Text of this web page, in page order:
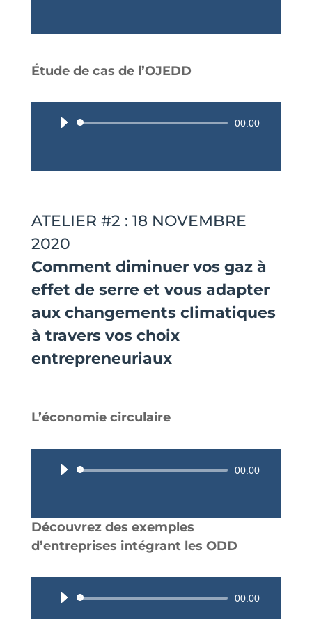
Étude de cas de l’OJEDD
Lecteur
00:00
ATELIER #2 : 18 NOVEMBRE
2020
Comment diminuer vos gaz à
effet de serre et vous adapter
aux changements climatiques
à travers vos choix
entrepreneuriaux
L’économie circulaire
Lecteur
00:00
Découvrez des exemples
d’entreprises intégrant les ODD
Lecteur
00:00